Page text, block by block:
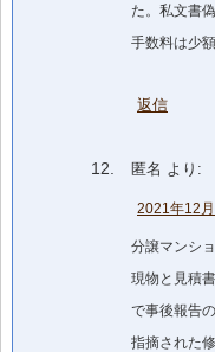
た。私文書
手数料は少
返信
匿名 より:
2021年12
分譲マンシ
現物と見積
で事後報告
指摘された